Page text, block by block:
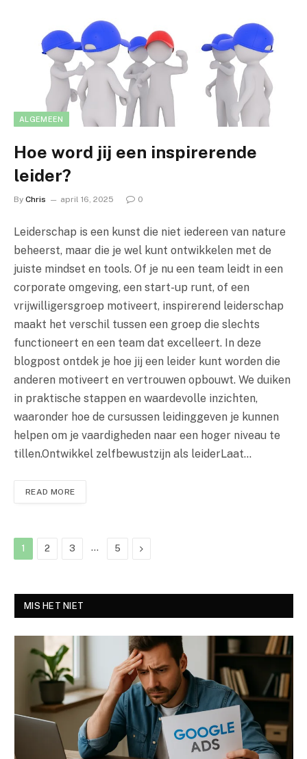
ALGEMEEN
Hoe word jij een inspirerende
leider?
By Chris april 16, 2025 0
Leiderschap is een kunst die niet iedereen van nature
beheerst, maar die je wel kunt ontwikkelen met de
juiste mindset en tools. Of je nu een team leidt in een
corporate omgeving, een start-up runt, of een
vrijwilligersgroep motiveert, inspirerend leiderschap
maakt het verschil tussen een groep die slechts
functioneert en een team dat excelleert. In deze
blogpost ontdek je hoe jij een leider kunt worden die
anderen motiveert en vertrouwen opbouwt. We duiken
in praktische stappen en waardevolle inzichten,
waaronder hoe de cursussen leidinggeven je kunnen
helpen om je vaardigheden naar een hoger niveau te
tillen.Ontwikkel zelfbewustzijn als leiderLaat…
READ MORE
1 2 3 … 5 Next
MIS HET NIET